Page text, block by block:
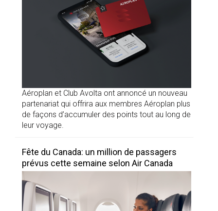
Aéroplan et Club Avolta ont annoncé un nouveau
partenariat qui offrira aux membres Aéroplan plus
de façons d’accumuler des points tout au long de
leur voyage.
Fête du Canada: un million de passagers
prévus cette semaine selon Air Canada